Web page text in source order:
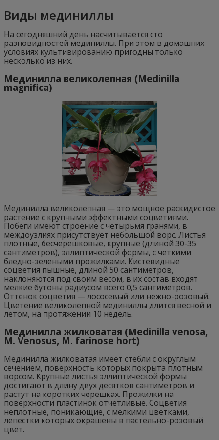
Виды мединиллы
На сегодняшний день насчитывается сто
разновидностей мединиллы. При этом в домашних
условиях культивированию пригодны только
несколько из них.
Мединилла великолепная (Medinilla
magnifica)
Мединилла великолепная — это мощное раскидистое
растение с крупными эффектными соцветиями.
Побеги имеют строение с четырьмя гранями, в
междоузлиях присутствует небольшой ворс. Листья
плотные, бесчерешковые, крупные (длиной 30-35
сантиметров), эллиптической формы, с четкими
бледно-зелеными прожилками. Кистевидные
соцветия пышные, длиной 50 сантиметров,
наклоняются под своим весом, в их состав входят
мелкие бутоны радиусом всего 0,5 сантиметров.
Оттенок соцветия — лососевый или нежно-розовый.
Цветение великолепной мединиллы длится весной и
летом, на протяжении 10 недель.
Мединилла жилковатая (Medinilla venosa,
M. Venosus, M. farinose hort)
Мединилла жилковатая имеет стебли с округлым
сечением, поверхность которых покрыта плотным
ворсом. Крупные листья эллиптической формы
достигают в длину двух десятков сантиметров и
растут на коротких черешках. Прожилки на
поверхности пластинок отчетливые. Соцветия
неплотные, поникающие, с мелкими цветками,
лепестки которых окрашены в пастельно-розовый
цвет.